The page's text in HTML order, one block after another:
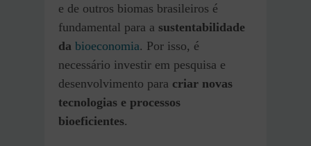
e de outros biomas brasileiros é
fundamental para a sustentabilidade
da bioeconomia. Por isso, é
necessário investir em pesquisa e
desenvolvimento para criar novas
tecnologias e processos
bioeficientes.